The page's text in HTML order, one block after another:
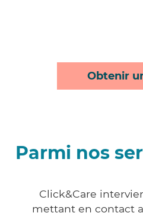
Obtenir
Parmi nos
Click&Care
mettant en contact